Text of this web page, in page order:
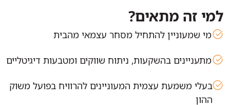
למי זה מתאים?
מי שמעוניין להתחיל מסחר עצמאי מהבית
מתעניינים בהשקעות, ניתוח שווקים ומטבעות דיגיטליים
בעלי משמעת עצמית המעוניינים להרוויח בפועל משוק
ההון